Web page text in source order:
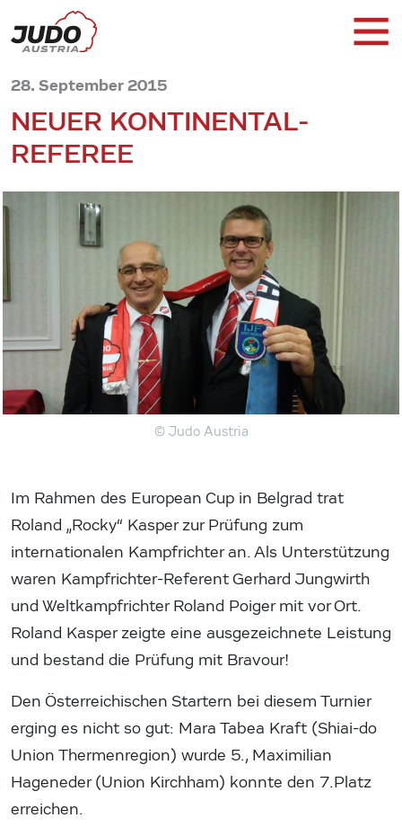
28. September 2015
NEUER KONTINENTAL-
REFEREE
© Judo Austria
Im Rahmen des European Cup in Belgrad trat
Roland „Rocky“ Kasper zur Prüfung zum
internationalen Kampfrichter an. Als Unterstützung
waren Kampfrichter-Referent Gerhard Jungwirth
und Weltkampfrichter Roland Poiger mit vor Ort.
Roland Kasper zeigte eine ausgezeichnete Leistung
und bestand die Prüfung mit Bravour!
Den Österreichischen Startern bei diesem Turnier
erging es nicht so gut: Mara Tabea Kraft (Shiai-do
Union Thermenregion) wurde 5., Maximilian
Hageneder (Union Kirchham) konnte den 7.Platz
erreichen.